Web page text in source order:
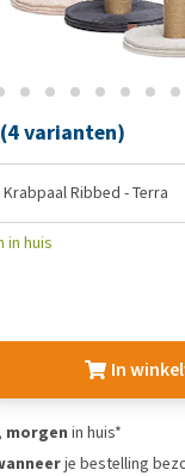
varianten)
Ribbed - Terra
in huis
In
morgen in huis*
je bestelling